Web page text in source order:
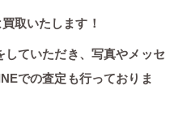
取いたします！
ていただき、写真やメッセ
での査定も行っておりま